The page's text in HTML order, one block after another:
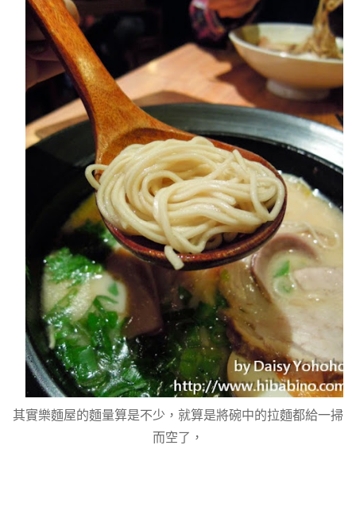
其實樂麵屋的麵量算是不少，就算是將碗中的拉麵都給一掃
而空了，